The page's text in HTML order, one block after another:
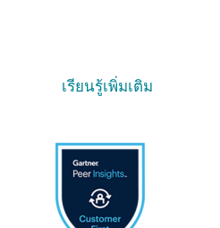
เรียนรู้เพิ่มเติม